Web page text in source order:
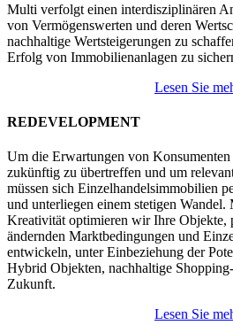
Multi verfolgt einen interdisziplinären
von Vermögenswerten und deren
nachhaltige Wertsteigerungen zu
Erfolg von Immobilienanlagen zu
Lesen Sie
REDEVELOPMENT
Um die Erwartungen von
zukünftig zu übertreffen und um
müssen sich Einzelhandelsimmobilien
und unterliegen einem stetigen
Kreativität optimieren wir Ihre Objekte,
ändernden Marktbedingungen und
entwickeln, unter Einbeziehung der
Hybrid Objekten, nachhaltige
Zukunft.
Lesen Sie